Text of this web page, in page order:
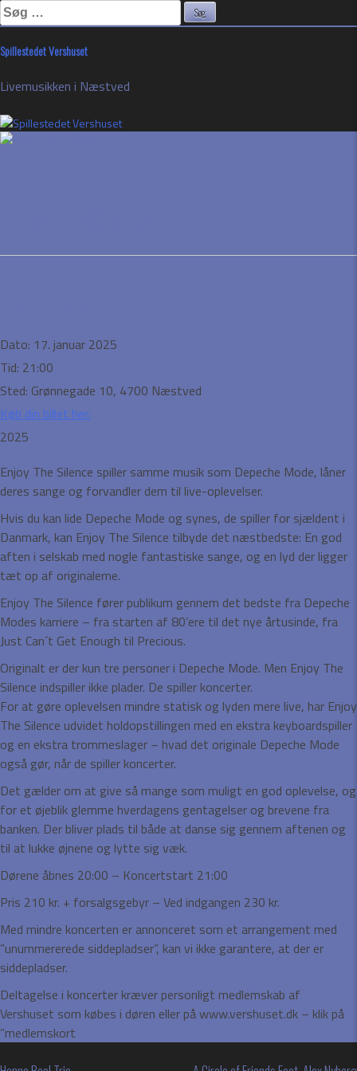
Søg
efter:
to
Spillestedet Vershuset
Livemusikken i Næstved
Dato: 17. januar 2025
Tid: 21:00
Sted: Grønnegade 10, 4700 Næstved
Køb din billet her:
2025
Enjoy The Silence spiller samme musik som Depeche Mode, låner
deres sange og forvandler dem til live-oplevelser.
Hvis du kan lide Depeche Mode og synes, de spiller for sjældent i
Danmark, kan Enjoy The Silence tilbyde det næstbedste: En god
aften i selskab med nogle fantastiske sange, og en lyd der ligger
tæt op af originalerne.
Enjoy The Silence fører publikum gennem det bedste fra Depeche
Modes karriere – fra starten af 80’ere til det nye årtusinde, fra
Just Can´t Get Enough til Precious.
Originalt er der kun tre personer i Depeche Mode. Men Enjoy The
Silence indspiller ikke plader. De spiller koncerter.
For at gøre oplevelsen mindre statisk og lyden mere live, har Enjoy
The Silence udvidet holdopstillingen med en ekstra keyboardspiller
og en ekstra trommeslager – hvad det originale Depeche Mode
også gør, når de spiller koncerter.
Det gælder om at give så mange som muligt en god oplevelse, og
for et øjeblik glemme hverdagens gentagelser og brevene fra
banken. Der bliver plads til både at danse sig gennem aftenen og
til at lukke øjnene og lytte sig væk.
Dørene åbnes 20:00 – Koncertstart 21:00
Pris 210 kr. + forsalgsgebyr – Ved indgangen 230 kr.
Med mindre koncerten er annonceret som et arrangement med
”unummererede siddepladser”, kan vi ikke garantere, at der er
siddepladser.
Deltagelse i koncerter kræver personligt medlemskab af
Vershuset som købes i døren eller på www.vershuset.dk – klik på
”medlemskort